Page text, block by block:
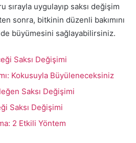
sırayla uygulayıp saksı değişim
sonra, bitkinin düzenli bakımını
büyümesini sağlayabilirsiniz.
Saksı Değişimi
Kokusuyla Büyüleneceksiniz
Saksı Değişimi
Saksı Değişimi
2 Etkili Yöntem